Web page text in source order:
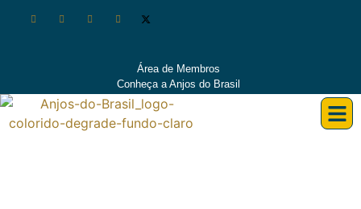
Área de Membros
Conheça a Anjos do Brasil